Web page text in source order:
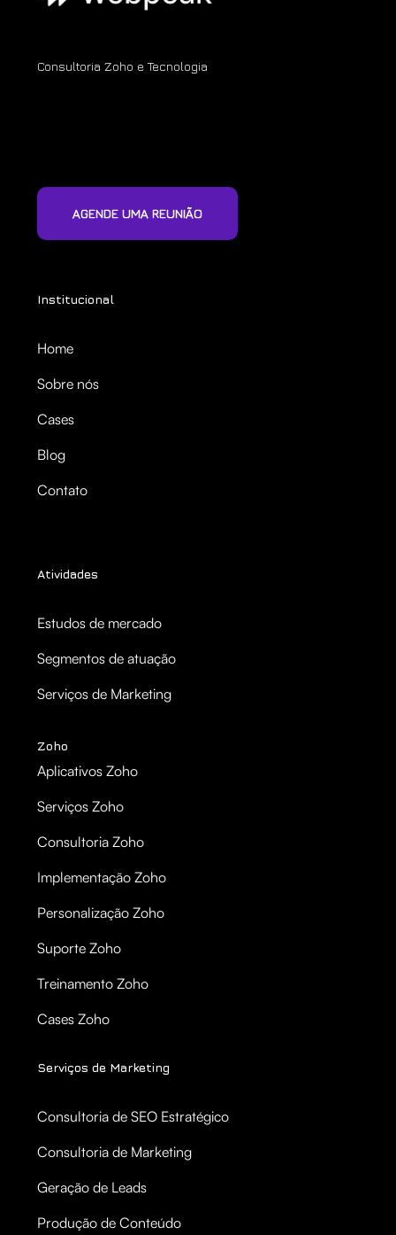
Consultoria Zoho e Tecnologia
AGENDE UMA REUNIÃO
Institucional
Home
Sobre nós
Cases
Blog
Contato
Atividades
Estudos de mercado
Segmentos de atuação
Serviços de Marketing
Zoho
Aplicativos Zoho
Serviços Zoho
Consultoria Zoho
Implementação Zoho
Personalização Zoho
Suporte Zoho
Treinamento Zoho
Cases Zoho
Serviços de Marketing
Consultoria de SEO Estratégico
Consultoria de Marketing
Geração de Leads
Produção de Conteúdo